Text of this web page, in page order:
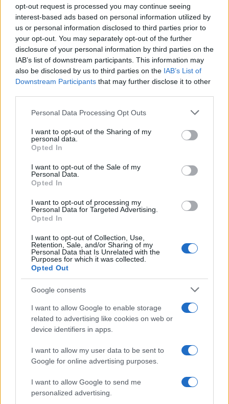
opt-out request is processed you may continue seeing
interest-based ads based on personal information utilized by
us or personal information disclosed to third parties prior to
your opt-out. You may separately opt-out of the further
disclosure of your personal information by third parties on the
IAB’s list of downstream participants. This information may
also be disclosed by us to third parties on the IAB’s List of
Downstream Participants that may further disclose it to other
Please note that this website/app uses one or more Google
not limited to your visit or usage behaviour. You may click to
grant or deny consent to Google and its third-party tags to
use your data for below specified purposes in below Google
consent section.
Personal Data Processing Opt Outs
I want to opt-out of the Sharing of my
personal data.
Opted In
I want to opt-out of the Sale of my
Personal Data.
Opted In
I want to opt-out of processing my
Personal Data for Targeted Advertising.
Opted In
I want to opt-out of Collection, Use,
Retention, Sale, and/or Sharing of my
Personal Data that Is Unrelated with the
Purposes for which it was collected.
Opted Out
Google consents
I want to allow Google to enable storage
related to advertising like cookies on web or
device identifiers in apps.
I want to allow my user data to be sent to
Google for online advertising purposes.
I want to allow Google to send me
personalized advertising.
08.08.2026
Μέγκαν Μαρκλ – Πρίγκιπας Harry:
Χαμογελαστοί στη νέα τους selfie από
φιλανθρωπική εκδήλωση στον Καναδά
09.08.2026